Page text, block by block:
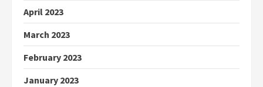
April 2023
March 2023
February 2023
January 2023